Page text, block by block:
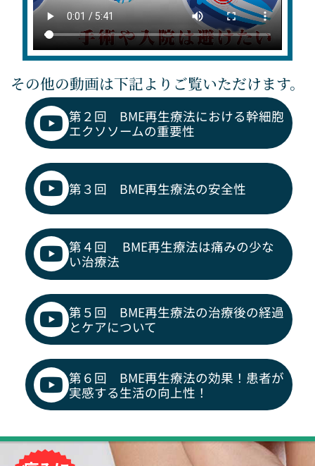
その他の動画は下記よりご覧いただけます。
第２回 BME再生療法における幹細胞
エクソソームの重要性
第３回 BME再生療法の安全性
第４回 BME再生療法は痛みの少な
い治療法
第５回 BME再生療法の治療後の経過
とケアについて
第６回 BME再生療法の効果！患者が
実感する生活の向上性！